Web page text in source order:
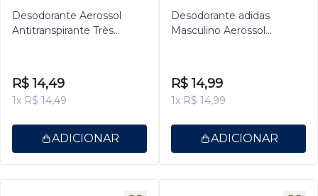
Desodorante Aerossol
Antitranspirante Très
R$ 14,49
1x R$ 14,49
ADICIONAR
Desodorante adidas
Masculino Aerossol
R$ 14,99
1x R$ 14,99
ADICIONAR